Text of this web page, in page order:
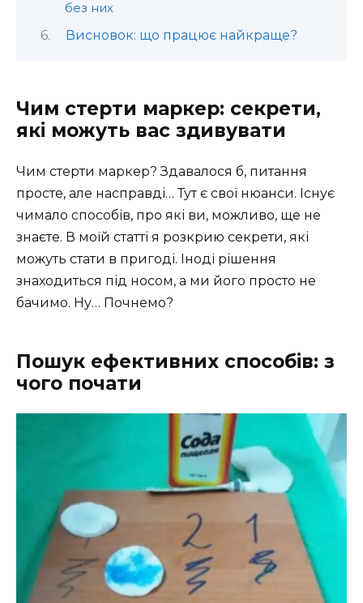
без них
Висновок: що працює найкраще?
Чим стерти маркер: секрети,
які можуть вас здивувати
Чим стерти маркер? Здавалося б, питання
просте, але насправді… Тут є свої нюанси. Існує
чимало способів, про які ви, можливо, ще не
знаєте. В моїй статті я розкрию секрети, які
можуть стати в пригоді. Іноді рішення
знаходиться під носом, а ми його просто не
бачимо. Ну… Почнемо?
Пошук ефективних способів: з
чого почати